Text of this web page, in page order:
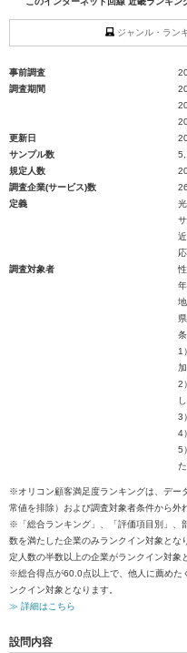
ジャンル・ラン
事前調査
調査期間
更新日
サンプル数
規定人数
調査企業(サービス)数
26
定義
調査対象者
1
2
3
4
5
※オリコン顧客満足度ランキングは、デー
常値を排除）および調査対象者条件から外
※「総合ランキング」、「評価項目別」、
数を満たした企業のみランクイン対象とな
定人数の半数以上の企業がランクイン対象
※総合得点が60.0点以上で、他人に薦めた
ンクイン対象となります。
≫ 詳細はこちら
設問内容